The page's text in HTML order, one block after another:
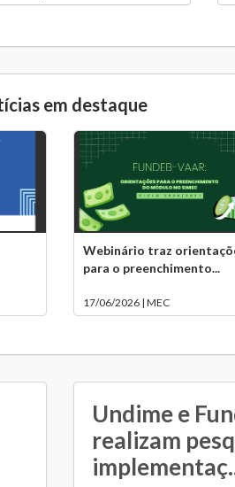
em destaque
Webinário traz
para o preenchimento...
17/06/2026 | MEC
Undime e
realizam